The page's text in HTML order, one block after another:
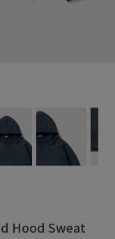
Hood Sweat